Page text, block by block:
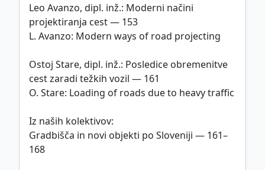
©ZDGITS1951-2026
Leo Avanzo, dipl. inž.: Moderni načini
projektiranja cest — 153
L. Avanzo: Modern ways of road projecting
Ostoj Stare, dipl. inž.: Posledice obremenitve
cest zaradi težkih vozil — 161
O. Stare: Loading of roads due to heavy traffic
Iz naših kolektivov:
Gradbišča in novi objekti po Sloveniji — 161–
168